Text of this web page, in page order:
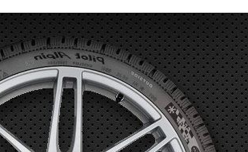
entretien, carrosserie, concessionnaire Loire 42